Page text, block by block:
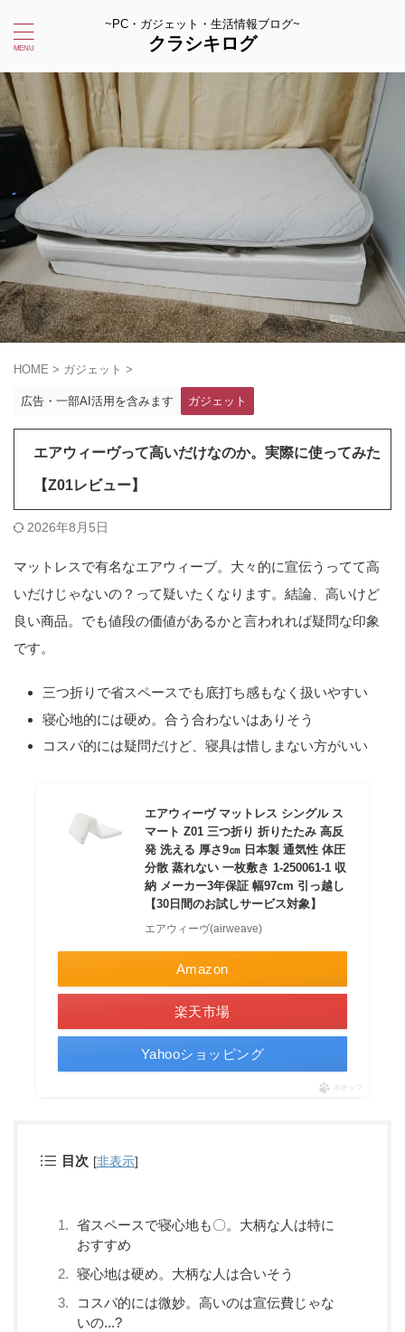
~PC・ガジェット・生活情報ブログ~
クラシキログ
HOME > ガジェット >
広告・一部AI活用を含みます ガジェット
エアウィーヴって高いだけなのか。実際に使ってみた
【Z01レビュー】
2026年8月5日
マットレスで有名なエアウィーブ。大々的に宣伝うってて高
いだけじゃないの？って疑いたくなります。結論、高いけど
良い商品。でも値段の価値があるかと言われれば疑問な印象
です。
三つ折りで省スペースでも底打ち感もなく扱いやすい
寝心地的には硬め。合う合わないはありそう
コスパ的には疑問だけど、寝具は惜しまない方がいい
エアウィーヴ マットレス シングル ス
マート Z01 三つ折り 折りたたみ 高反
発 洗える 厚さ9㎝ 日本製 通気性 体圧
分散 蒸れない 一枚敷き 1-250061-1 収
納 メーカー3年保証 幅97cm 引っ越し
【30日間のお試しサービス対象】
エアウィーヴ(airweave)
Amazon
楽天市場
Yahooショッピング
ポチップ
目次 [非表示]
省スペースで寝心地も〇。大柄な人は特に
おすすめ
寝心地は硬め。大柄な人は合いそう
コスパ的には微妙。高いのは宣伝費じゃな
いの...?